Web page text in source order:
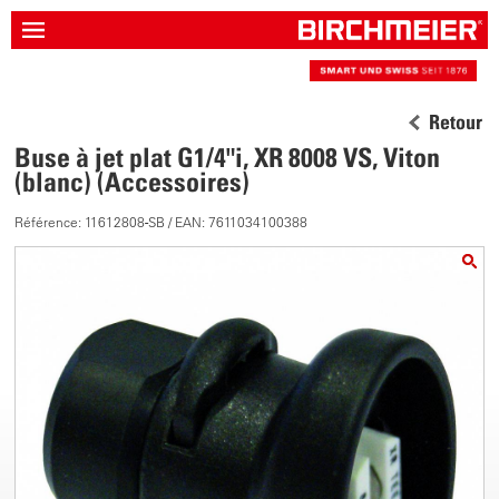
Retour
Buse à jet plat G1/4"i, XR 8008 VS, Viton
(blanc) (Accessoires)
Référence: 11612808-SB / EAN: 7611034100388